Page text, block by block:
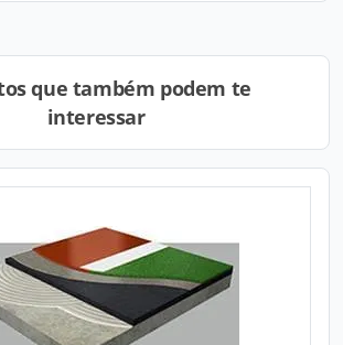
que também podem te
interessar